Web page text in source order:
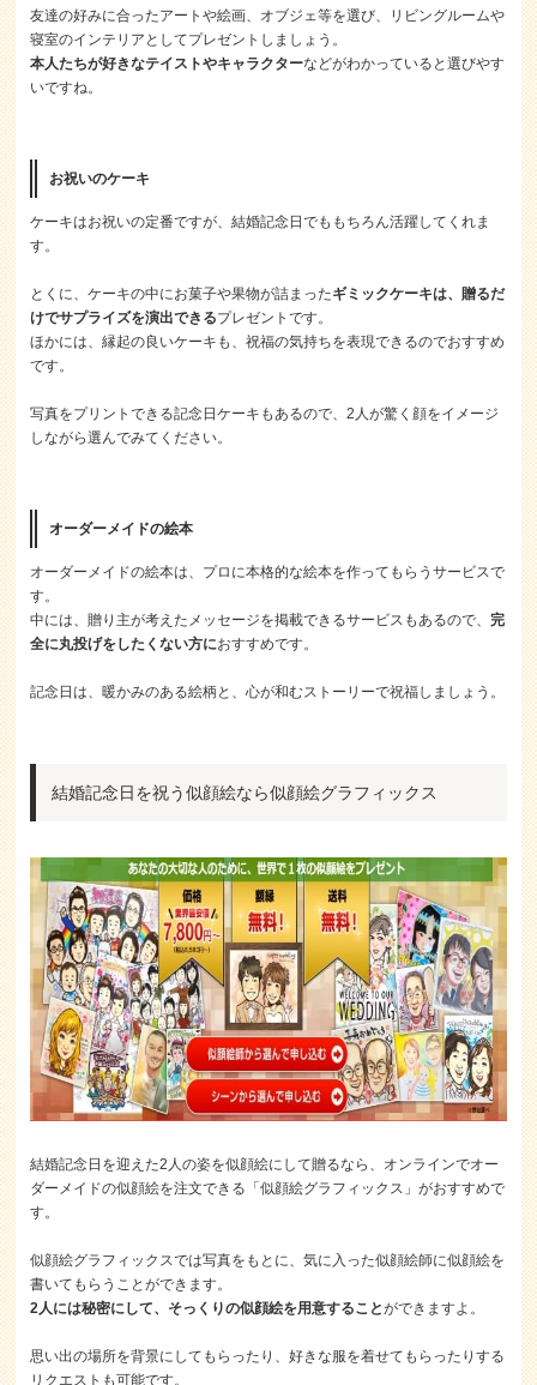
友達の好みに合ったアートや絵画、オブジェ等を選び、リビングルームや
寝室のインテリアとしてプレゼントしましょう。
本人たちが好きなテイストやキャラクターなどがわかっていると選びやす
いですね。
お祝いのケーキ
ケーキはお祝いの定番ですが、結婚記念日でももちろん活躍してくれま
す。
とくに、ケーキの中にお菓子や果物が詰まったギミックケーキは、贈るだ
けでサプライズを演出できるプレゼントです。
ほかには、縁起の良いケーキも、祝福の気持ちを表現できるのでおすすめ
です。
写真をプリントできる記念日ケーキもあるので、2人が驚く顔をイメージ
しながら選んでみてください。
オーダーメイドの絵本
オーダーメイドの絵本は、プロに本格的な絵本を作ってもらうサービスで
す。
中には、贈り主が考えたメッセージを掲載できるサービスもあるので、完
全に丸投げをしたくない方におすすめです。
記念日は、暖かみのある絵柄と、心が和むストーリーで祝福しましょう。
結婚記念日を祝う似顔絵なら似顔絵グラフィックス
結婚記念日を迎えた2人の姿を似顔絵にして贈るなら、オンラインでオー
ダーメイドの似顔絵を注文できる「似顔絵グラフィックス」がおすすめで
す。
似顔絵グラフィックスでは写真をもとに、気に入った似顔絵師に似顔絵を
書いてもらうことができます。
2人には秘密にして、そっくりの似顔絵を用意することができますよ。
思い出の場所を背景にしてもらったり、好きな服を着せてもらったりする
リクエストも可能です。